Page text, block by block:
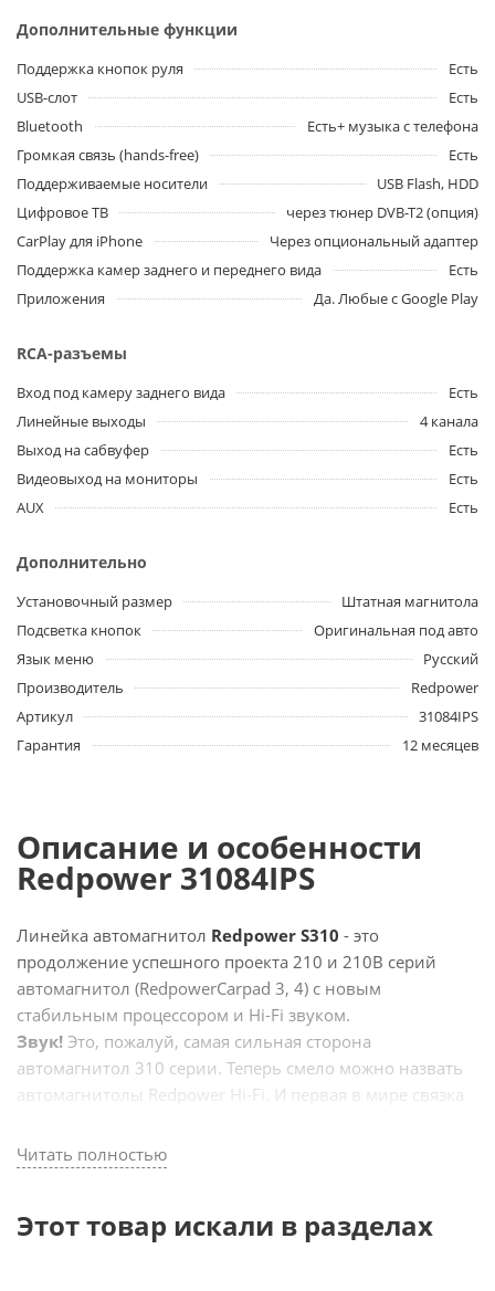
Дополнительные функции
Поддержка кнопок руля
Есть
USB-слот
Есть
Bluetooth
Есть+ музыка с телефона
Громкая связь (hands-free)
Есть
Поддерживаемые носители
USB Flash, HDD
Цифровое ТВ
через тюнер DVB-T2 (опция)
CarPlay для iPhone
Через опциональный адаптер
Поддержка камер заднего и переднего вида
Есть
Приложения
Да. Любые с Google Play
RCA-разъемы
Вход под камеру заднего вида
Есть
Линейные выходы
4 канала
Выход на сабвуфер
Есть
Видеовыход на мониторы
Есть
AUX
Есть
Дополнительно
Установочный размер
Штатная магнитола
Подсветка кнопок
Оригинальная под авто
Язык меню
Русский
Производитель
Redpower
Артикул
31084IPS
Гарантия
12 месяцев
Описание и особенности
Redpower 31084IPS
Линейка автомагнитол Redpower S310 - это
продолжение успешного проекта 210 и 210B серий
автомагнитол (RedpowerCarpad 3, 4) с новым
стабильным процессором и Hi-Fi звуком.
Звук! Это, пожалуй, самая сильная сторона
автомагнитол 310 серии. Теперь смело можно назвать
автомагнитолы Redpower Hi-Fi. И первая в мире связка
с усилителем. А также, относительно простая установка
которая дает целый ряд преимуществ.
УстройствоRedpower 31084IPS на Android 6.0+для
BMW 5 серии F10 и F11
оснащено новым
Читать полностью
Этот товар искали в разделах